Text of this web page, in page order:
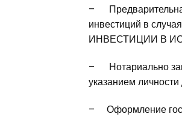
–
инвестиций в
ИНВЕСТИЦИИ В
– Нотариально
указанием
– Оформление